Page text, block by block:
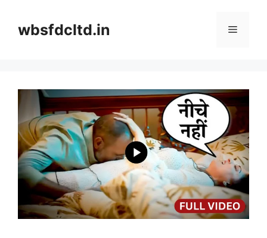
contentwbsfdcltd.in Menu